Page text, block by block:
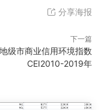
分享海报
下一篇
级市商业信用环境指数
CEI2010-2019年